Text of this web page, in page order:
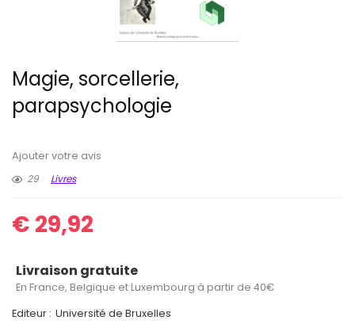
Magie, sorcellerie,
parapsychologie
Ajouter votre avis
29
Livres
€ 29,92
Livraison gratuite
En France, Belgique et Luxembourg à partir de 40€
Editeur : Université de Bruxelles